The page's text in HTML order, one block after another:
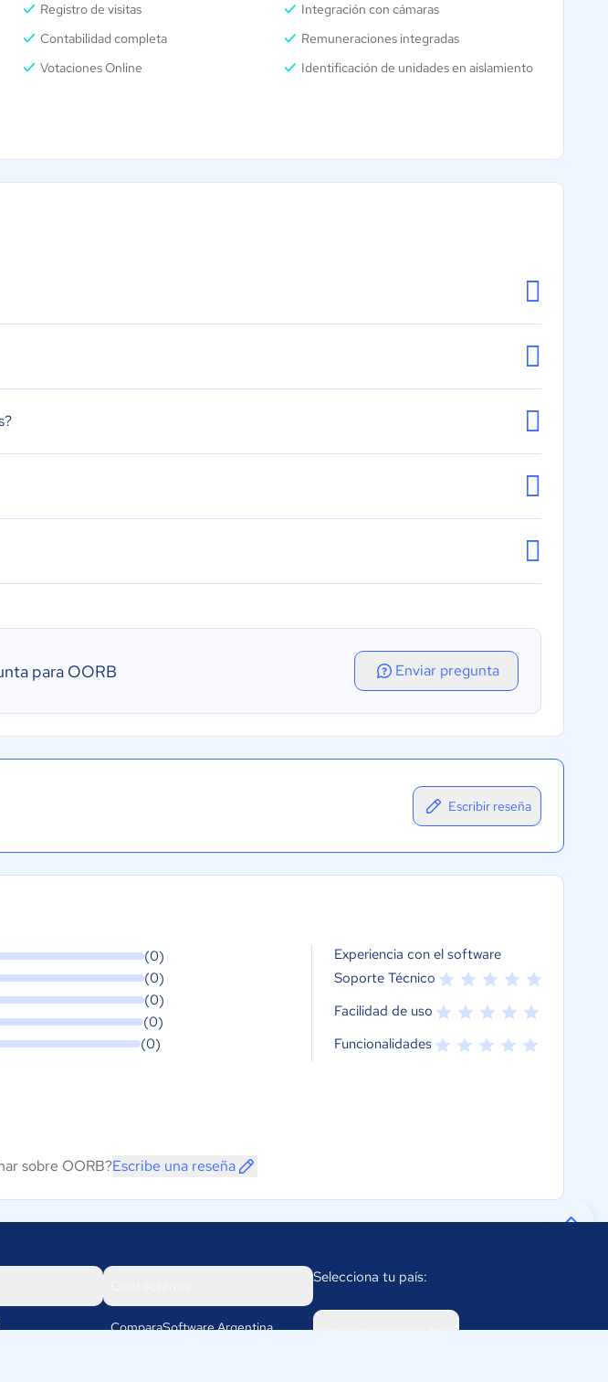
Registro de visitas
Integración con cámaras
Contabilidad completa
Remuneraciones integradas
Votaciones Online
Identificación de unidades en aislamiento
para OORB Enviar pregunta
Escribir reseña
(0)
(0)
(0)
(0)
(0)
Experiencia con el software
Soporte Técnico
Facilidad de uso
Funcionalidades
sobre OORB?Escribe una reseña
ComparaSoftware Argentina
Selecciona tu país: